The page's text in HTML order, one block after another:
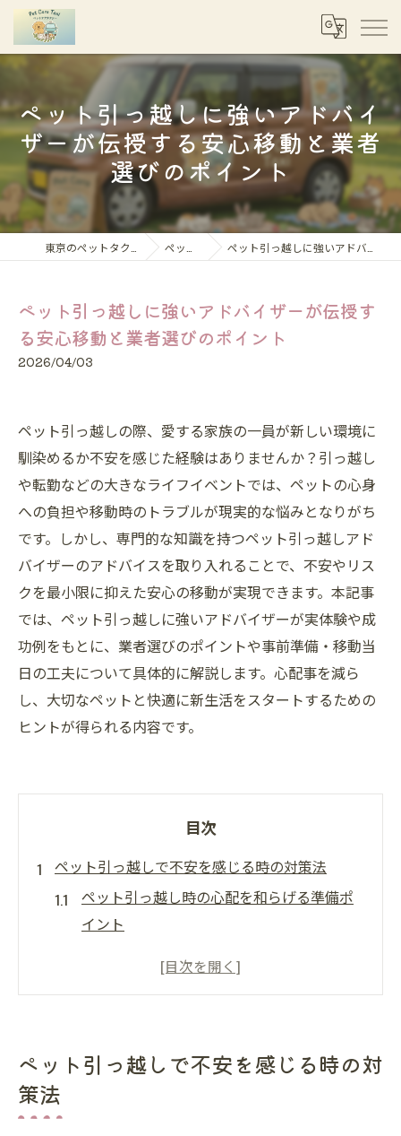
ペット引っ越しに強いアドバイ
ザーが伝授する安心移動と業者
選びのポイント
ペット移動コラム ペット引っ越しに強いアドバイザーが伝授する安心移動と業者選びのポイント
ペット引っ越しに強いアドバイザーが伝授す
る安心移動と業者選びのポイント
2026/04/03
ペット引っ越しの際、愛する家族の一員が新しい環境に
馴染めるか不安を感じた経験はありませんか？引っ越し
や転勤などの大きなライフイベントでは、ペットの心身
への負担や移動時のトラブルが現実的な悩みとなりがち
です。しかし、専門的な知識を持つペット引っ越しアド
バイザーのアドバイスを取り入れることで、不安やリス
クを最小限に抑えた安心の移動が実現できます。本記事
では、ペット引っ越しに強いアドバイザーが実体験や成
功例をもとに、業者選びのポイントや事前準備・移動当
日の工夫について具体的に解説します。心配事を減ら
し、大切なペットと快適に新生活をスタートするための
ヒントが得られる内容です。
目次
ペット引っ越しで不安を感じる時の対策法
ペット引っ越し時の心配を和らげる準備ポ
イント
ストレス軽減のためのペット引っ越し対策
不安なペット引っ越しを乗り越える心得
ペット引っ越しで不安を感じる時の対
策法